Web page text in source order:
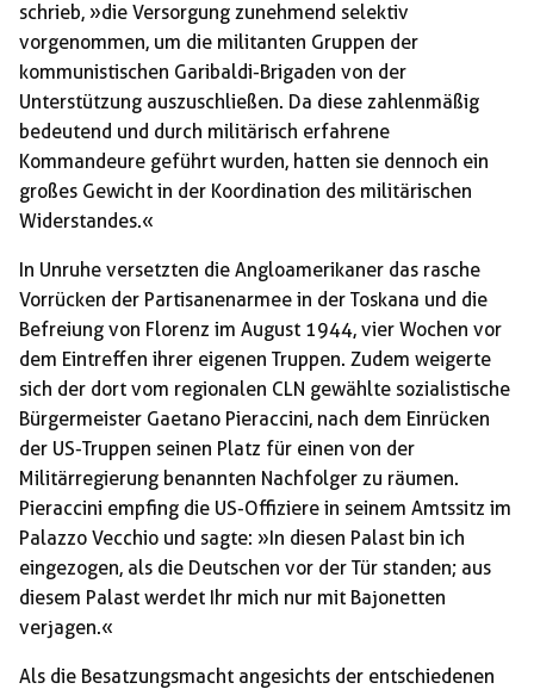
schrieb, »die Versorgung zunehmend selektiv
vorgenommen, um die militanten Gruppen der
kommunistischen Garibaldi-Brigaden von der
Unterstützung auszuschließen. Da diese zahlenmäßig
bedeutend und durch militärisch erfahrene
Kommandeure geführt wurden, hatten sie dennoch ein
großes Gewicht in der Koordination des militärischen
Widerstandes.«
In Unruhe versetzten die Angloamerikaner das rasche
Vorrücken der Partisanenarmee in der Toskana und die
Befreiung von Florenz im August 1944, vier Wochen vor
dem Eintreffen ihrer eigenen Truppen. Zudem weigerte
sich der dort vom regionalen CLN gewählte sozialistische
Bürgermeister Gaetano Pieraccini, nach dem Einrücken
der US-Truppen seinen Platz für einen von der
Militärregierung benannten Nachfolger zu räumen.
Pieraccini empfing die US-Offiziere in seinem Amtssitz im
Palazzo Vecchio und sagte: »In diesen Palast bin ich
eingezogen, als die Deutschen vor der Tür standen; aus
diesem Palast werdet Ihr mich nur mit Bajonetten
verjagen.«
Als die Besatzungsmacht angesichts der entschiedenen